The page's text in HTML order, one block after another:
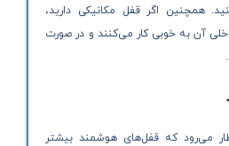
همچنین اگر قفل مکانیکی دارید،
آن به خوبی کار می‌کنند و در صورت
می‌رود که قفل‌های هوشمند بیشتر